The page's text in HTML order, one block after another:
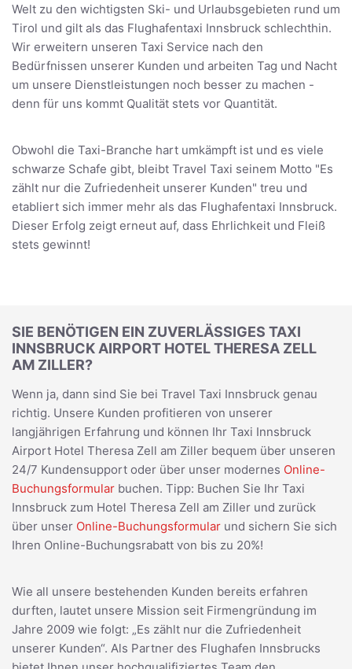
Welt zu den wichtigsten Ski- und Urlaubsgebieten rund um
Tirol und gilt als das Flughafentaxi Innsbruck schlechthin.
Wir erweitern unseren Taxi Service nach den
Bedürfnissen unserer Kunden und arbeiten Tag und Nacht
um unsere Dienstleistungen noch besser zu machen -
denn für uns kommt Qualität stets vor Quantität.
Obwohl die Taxi-Branche hart umkämpft ist und es viele
schwarze Schafe gibt, bleibt Travel Taxi seinem Motto "Es
zählt nur die Zufriedenheit unserer Kunden" treu und
etabliert sich immer mehr als das Flughafentaxi Innsbruck.
Dieser Erfolg zeigt erneut auf, dass Ehrlichkeit und Fleiß
stets gewinnt!
SIE BENÖTIGEN EIN ZUVERLÄSSIGES TAXI
INNSBRUCK AIRPORT HOTEL THERESA ZELL
AM ZILLER?
Wenn ja, dann sind Sie bei Travel Taxi Innsbruck genau
richtig. Unsere Kunden profitieren von unserer
langjährigen Erfahrung und können Ihr Taxi Innsbruck
Airport Hotel Theresa Zell am Ziller bequem über unseren
24/7 Kundensupport oder über unser modernes Online-
Buchungsformular buchen. Tipp: Buchen Sie Ihr Taxi
Innsbruck zum Hotel Theresa Zell am Ziller und zurück
über unser Online-Buchungsformular und sichern Sie sich
Ihren Online-Buchungsrabatt von bis zu 20%!
Wie all unsere bestehenden Kunden bereits erfahren
durften, lautet unsere Mission seit Firmengründung im
Jahre 2009 wie folgt: „Es zählt nur die Zufriedenheit
unserer Kunden“. Als Partner des Flughafen Innsbrucks